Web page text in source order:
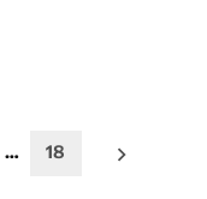
… 18